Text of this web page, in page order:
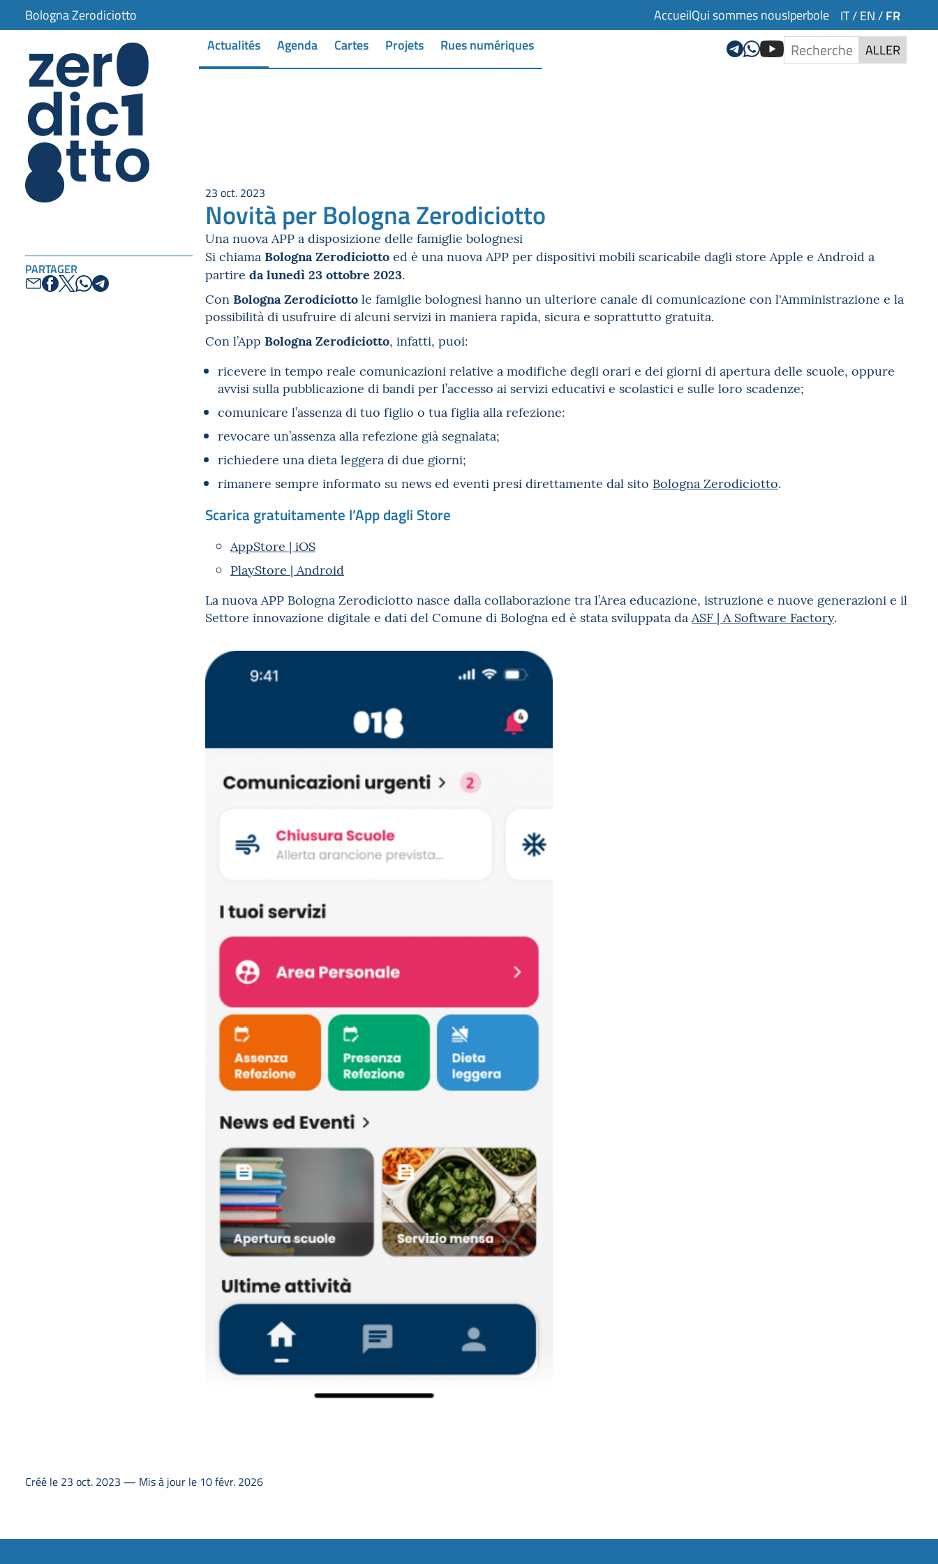
Bologna Zerodiciotto AccueilQui sommes nousIperbole IT/ EN / FR
Actualités
Agenda Cartes Projets Rues numériques ALLER
PARTAGER
23 oct. 2023
Novità per Bologna Zerodiciotto
Una nuova APP a disposizione delle famiglie bolognesi
Si chiama Bologna Zerodiciotto ed è una nuova APP per dispositivi mobili scaricabile dagli store Apple e Android a
partire da lunedì 23 ottobre 2023.
Con Bologna Zerodiciotto le famiglie bolognesi hanno un ulteriore canale di comunicazione con l'Amministrazione e la
possibilità di usufruire di alcuni servizi in maniera rapida, sicura e soprattutto gratuita.
Con l’App Bologna Zerodiciotto, infatti, puoi:
ricevere in tempo reale comunicazioni relative a modifiche degli orari e dei giorni di apertura delle scuole, oppure
avvisi sulla pubblicazione di bandi per l’accesso ai servizi educativi e scolastici e sulle loro scadenze;
comunicare l’assenza di tuo figlio o tua figlia alla refezione:
revocare un’assenza alla refezione già segnalata;
richiedere una dieta leggera di due giorni;
rimanere sempre informato su news ed eventi presi direttamente dal sito Bologna Zerodiciotto.
Scarica gratuitamente l’App dagli Store
AppStore | iOS
PlayStore | Android
La nuova APP Bologna Zerodiciotto nasce dalla collaborazione tra l’Area educazione, istruzione e nuove generazioni e il
Settore innovazione digitale e dati del Comune di Bologna ed è stata sviluppata da ASF | A Software Factory.
Créé le 23 oct. 2023 — Mis à jour le 10 févr. 2026